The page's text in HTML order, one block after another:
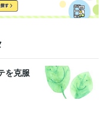
務アシスト
を克服